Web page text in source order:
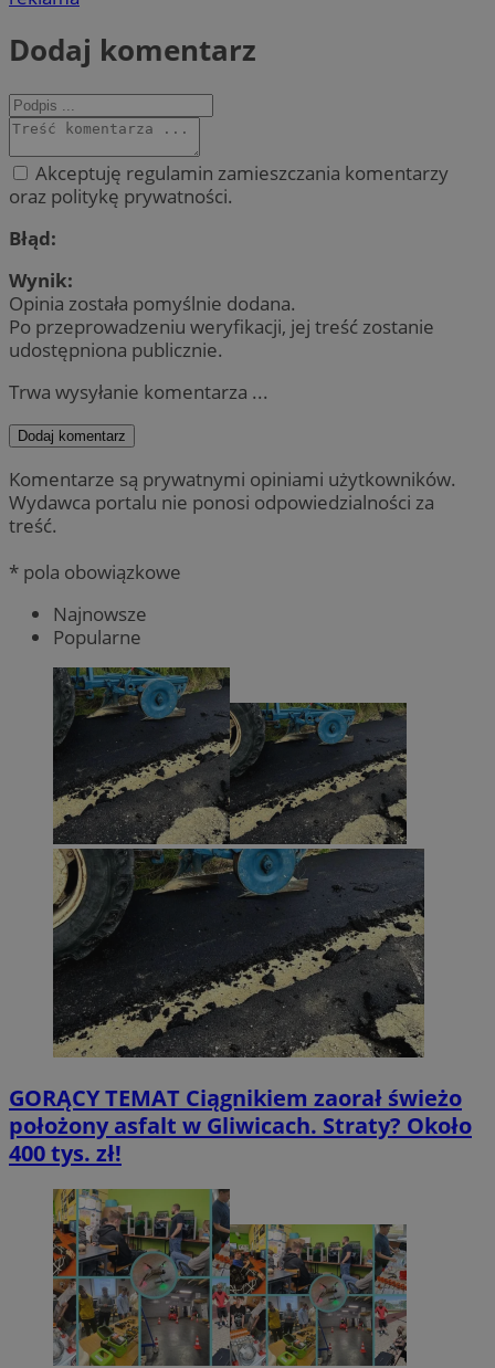
Dodaj komentarz
Akceptuję regulamin zamieszczania komentarzy
oraz politykę prywatności.
Błąd:
Wynik:
Opinia została pomyślnie dodana.
Po przeprowadzeniu weryfikacji, jej treść zostanie
udostępniona publicznie.
Trwa wysyłanie komentarza ...
Dodaj komentarz
Komentarze są prywatnymi opiniami użytkowników.
Wydawca portalu nie ponosi odpowiedzialności za
treść.
* pola obowiązkowe
Najnowsze
Popularne
GORĄCY TEMAT Ciągnikiem zaorał świeżo
położony asfalt w Gliwicach. Straty? Około
400 tys. zł!